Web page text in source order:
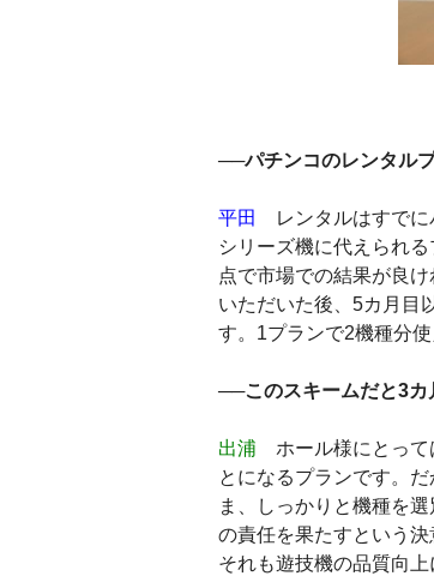
──パチンコのレンタル
平田
レンタルはすでに
シリーズ機に代えられ
点で市場での結果が良
いただいた後、5カ月目
す。1プランで2機種分
──このスキームだと3カ
出浦 ホール様にとって
とになるプランです。
ま、しっかりと機種を
の責任を果たすという
それも遊技機の品質向上